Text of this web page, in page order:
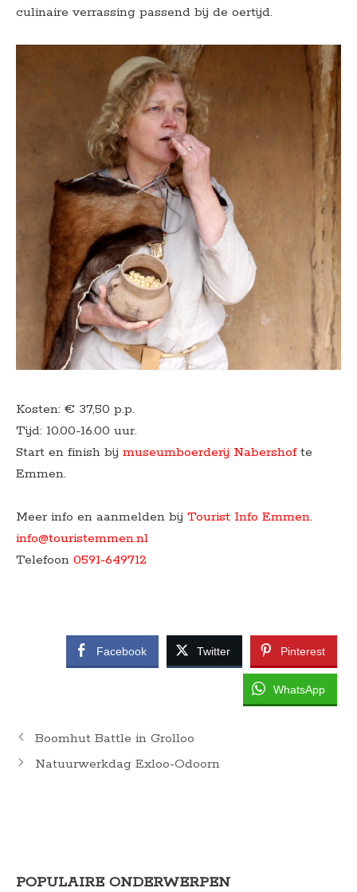
culinaire verrassing passend bij de oertijd.
Kosten: € 37,50 p.p.
Tijd: 10.00-16.00 uur.
Start en finish bij museumboerderij Nabershofte
Emmen.
Meer info en aanmelden bij Tourist Info Emmen.
info@touristemmen.nl
Telefoon 0591-649712
Facebook Twitter Pinterest
WhatsApp
Boomhut Battle in Grolloo
Natuurwerkdag Exloo-Odoorn
POPULAIRE ONDERWERPEN